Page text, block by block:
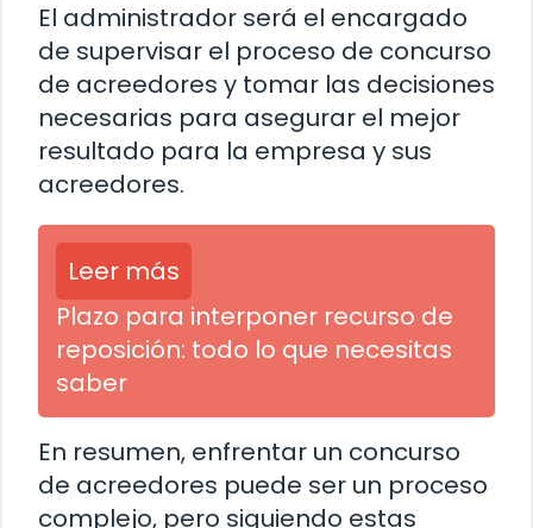
El administrador será el encargado
de supervisar el proceso de concurso
de acreedores y tomar las decisiones
necesarias para asegurar el mejor
resultado para la empresa y sus
acreedores.
Leer más
Plazo para interponer recurso de
reposición: todo lo que necesitas
saber
En resumen, enfrentar un concurso
de acreedores puede ser un proceso
complejo, pero siguiendo estas